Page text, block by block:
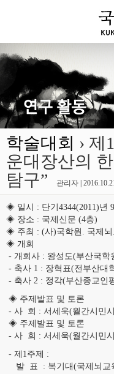
학술대회 › 제
운대장산의
탐구”
관리자 |
◈ 일시 : 단기4344(2011)년
◈ 장소 : 국제신문 (4층)
◈ 주최 : (사)국학원. 국제뇌
◈ 개회
- 개회사 : 왕성도(부산국학
- 축사 1 : 장혁표(전부산대
- 축사 2 : 정각(부산종교인
◈ 주제발표 및 토론
- 사 회 : 서세욱(월간시민
◈ 주제발표 및 토론
- 사 회 : 서세욱(월간시민
- 제1주제 :
발 표 : 복기대(국제뇌교